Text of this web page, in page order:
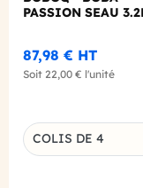
PASSION SEAU
87,98 € HT
Soit 22,00 € l'unité
Choisissez une
COLIS DE 4